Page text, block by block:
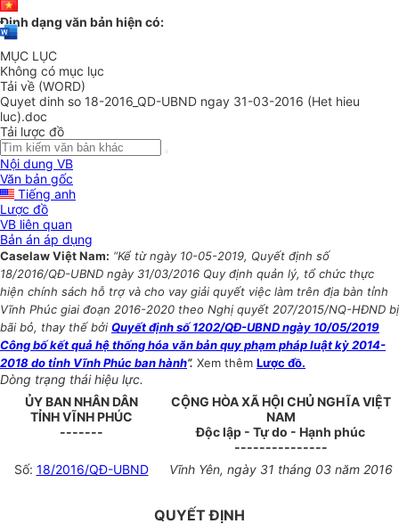
Định dạng văn bản hiện có:
MỤC LỤC
Không có mục lục
Tải về (WORD)
Quyet dinh so 18-2016_QD-UBND ngay 31-03-2016 (Het hieu
luc).doc
Tải lược đồ
Nội dung VB
Văn bản gốc
Tiếng anh
Lược đồ
VB liên quan
Bản án áp dụng
Caselaw Việt Nam: “Kể từ ngày 10-05-2019, Quyết định số
18/2016/QĐ-UBND ngày 31/03/2016 Quy định quản lý, tổ chức thực
hiện chính sách hỗ trợ và cho vay giải quyết việc làm trên địa bàn tỉnh
Vĩnh Phúc giai đoạn 2016-2020 theo Nghị quyết 207/2015/NQ-HĐND bị
bãi bỏ, thay thế bởi Quyết định số 1202/QĐ-UBND ngày 10/05/2019
Công bố kết quả hệ thống hóa văn bản quy phạm pháp luật kỳ 2014-
2018 do tỉnh Vĩnh Phúc ban hành”. Xem thêm Lược đồ.
Dòng trạng thái hiệu lực.
ỦY BAN NHÂN DÂN
TỈNH VĨNH PHÚC
-------
CỘNG HÒA XÃ HỘI CHỦ NGHĨA VIỆT
NAM
Độc lập - Tự do - Hạnh phúc
---------------
Số: 18/2016/QĐ-UBND Vĩnh Yên, ngày 31 tháng 03 năm 2016
QUYẾT ĐỊNH